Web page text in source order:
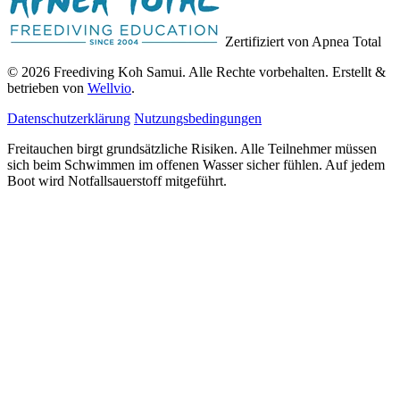
Zertifiziert von Apnea Total
© 2026 Freediving Koh Samui. Alle Rechte vorbehalten. Erstellt &
betrieben von Wellvio.
Datenschutzerklärung Nutzungsbedingungen
Freitauchen birgt grundsätzliche Risiken. Alle Teilnehmer müssen
sich beim Schwimmen im offenen Wasser sicher fühlen. Auf jedem
Boot wird Notfallsauerstoff mitgeführt.